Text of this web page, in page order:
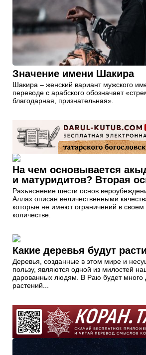
Значение имени Шакира
Шакира – женский вариант мужского
переводе с арабского обозначает
благодарная, признательная».
На чем основывается
и матуридитов? Вторая
Разъяснение шести основ
Аллах описан величественными
которые не имеют ограничений в своем
количестве.
Какие деревья будут
Деревья, созданные в этом мире и
пользу, являются одной из милостей
дарованных людям. В Раю будет много
растений...